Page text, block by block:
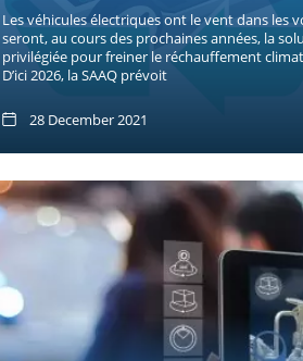
Les véhicules électriques ont le vent dans les
seront, au cours des prochaines années, la
privilégiée pour freiner le réchauffement
D’ici 2026, la SAAQ prévoit
28 December 2021